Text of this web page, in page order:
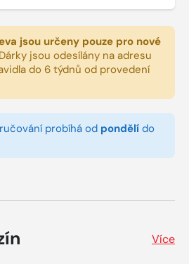
jsou určeny pouze pro nové
Dárky jsou odesílány na adresu
do 6 týdnů od provedení
probíhá od pondělí do
Více